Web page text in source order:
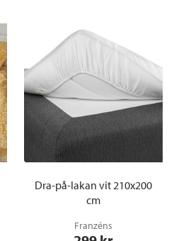
Dra-på-lakan vit 210x200
cm
Franzéns